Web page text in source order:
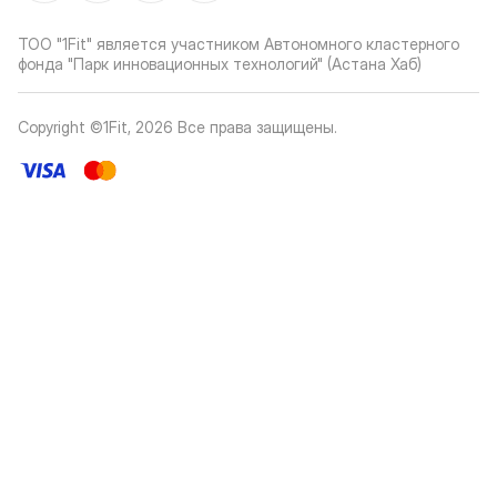
ТОО "1Fit" является участником Автономного кластерного
фонда "Парк инновационных технологий" (Астана Хаб)
Copyright ©1Fit, 2026 Все права защищены.